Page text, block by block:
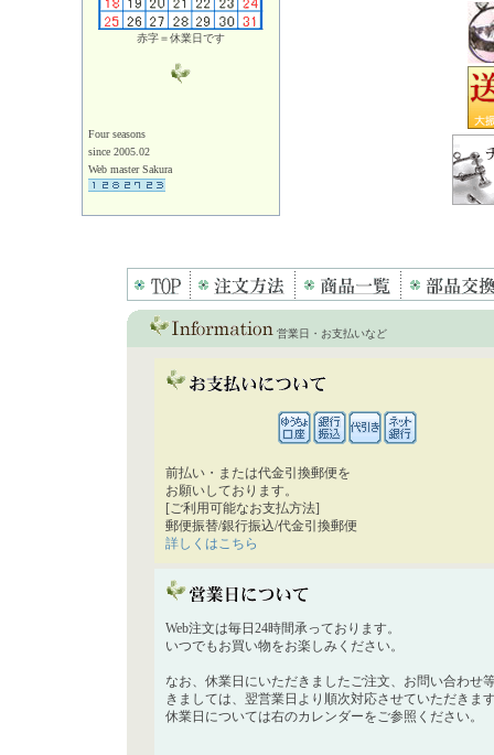
赤字＝休業日です
Four seasons
since 2005.02
Web master Sakura
営業日・お支払いなど
前払い・または代金引換郵便を
お願いしております。
[ご利用可能なお支払方法]
郵便振替/銀行振込/代金引換郵便
詳しくはこちら
Web注文は毎日24時間承っております。
いつでもお買い物をお楽しみください。
なお、休業日にいただきましたご注文、お問い合わせ
きましては、翌営業日より順次対応させていただきま
休業日については右のカレンダーをご参照ください。